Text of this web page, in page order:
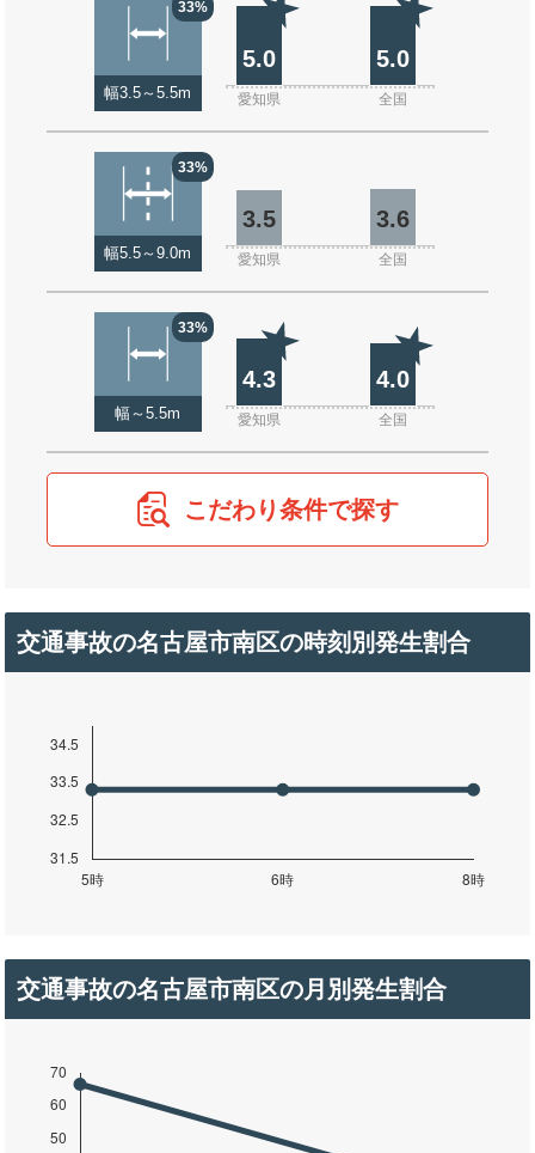
33%
幅3.5～5.5m
5.0 5.0
愛知県 全国
33%
幅5.5～9.0m
3.5 3.6
愛知県 全国
33%
幅～5.5m
4.3 4.0
愛知県 全国
こだわり条件で探す
交通事故の名古屋市南区の時刻別発生割合
交通事故の名古屋市南区の月別発生割合